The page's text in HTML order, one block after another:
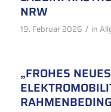
RW
19. Februar 2026 / in
„FROHES